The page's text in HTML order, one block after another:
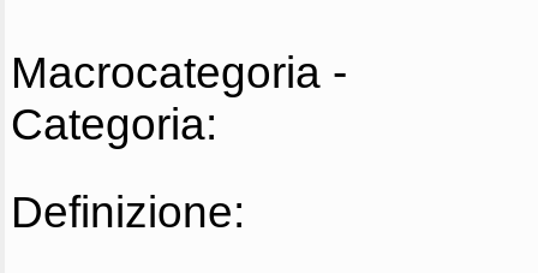
Macrocategoria -
Categoria:
Definizione: